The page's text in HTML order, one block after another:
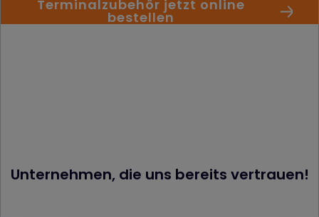
Terminalzubehör jetzt online
bestellen
Unternehmen, die uns bereits vertrauen!